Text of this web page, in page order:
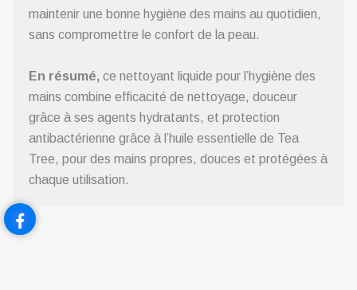
maintenir une bonne hygiène des mains au quotidien,
sans compromettre le confort de la peau.
En résumé, ce nettoyant liquide pour l’hygiène des
mains combine efficacité de nettoyage, douceur
grâce à ses agents hydratants, et protection
antibactérienne grâce à l’huile essentielle de Tea
Tree, pour des mains propres, douces et protégées à
chaque utilisation.